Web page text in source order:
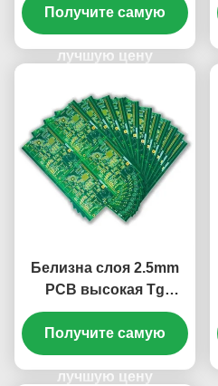
разнослоистая
твердая»
Получите самую
лучшую цену
Белизна слоя 2.5mm
PCB высокая Tg
S1000-2 12 ENIG 2u»
твердая зеленая
Получите самую
лучшую цену